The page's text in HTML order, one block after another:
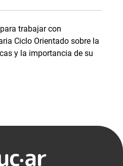
trabajar con
Ciclo Orientado sobre la
y la importancia de su